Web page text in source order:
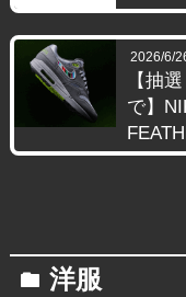
2026/6/
【抽
で】
folder 洋服